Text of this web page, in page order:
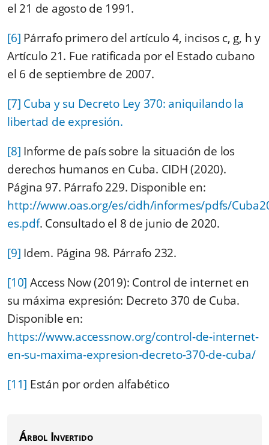
el 21 de agosto de 1991.
[6] Párrafo primero del artículo 4, incisos c, g, h y
Artículo 21. Fue ratificada por el Estado cubano
el 6 de septiembre de 2007.
[7] Cuba y su Decreto Ley 370: aniquilando la
libertad de expresión.
[8] Informe de país sobre la situación de los
derechos humanos en Cuba. CIDH (2020).
Página 97. Párrafo 229. Disponible en:
http://www.oas.org/es/cidh/informes/pdfs/
es.pdf. Consultado el 8 de junio de 2020.
[9] Idem. Página 98. Párrafo 232.
[10] Access Now (2019): Control de internet en
su máxima expresión: Decreto 370 de Cuba.
Disponible en:
https://www.accessnow.org/control-de-internet-
en-su-maxima-expresion-decreto-370-de-cuba/
[11] Están por orden alfabético
Árbol Invertido